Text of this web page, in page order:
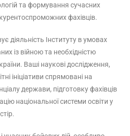
та формування сучасних
фахівців.
діяльність Інституту в умовах
із війною та необхідністю
Ваші наукові дослідження,
ініціативи спрямовані на
держави, підготовку фахівців
національної системи освіти у